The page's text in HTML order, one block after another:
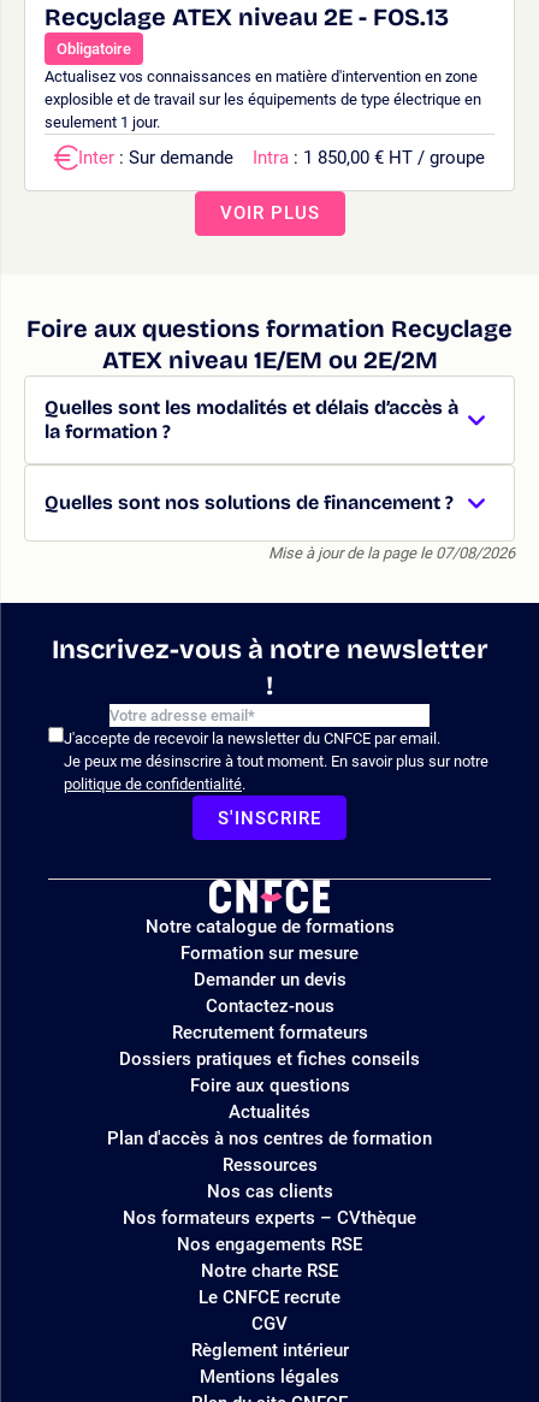
Recyclage ATEX niveau 2E - FOS.13
Obligatoire
Actualisez vos connaissances en matière d'intervention en zone
explosible et de travail sur les équipements de type électrique en
seulement 1 jour.
Inter : Sur demande Intra : 1 850,00 € HT / groupe
VOIR PLUS
Foire aux questions formation Recyclage
ATEX niveau 1E/EM ou 2E/2M
Quelles sont les modalités et délais d’accès à
la formation ?
Quelles sont nos solutions de financement ?
Mise à jour de la page le 07/08/2026
Inscrivez-vous à notre newsletter
!
J'accepte de recevoir la newsletter du CNFCE par email.
Je peux me désinscrire à tout moment. En savoir plus sur notre
politique de confidentialité.
S'INSCRIRE
Logo
site
Notre catalogue de formations
Formation sur mesure
Demander un devis
Contactez-nous
Recrutement formateurs
Dossiers pratiques et fiches conseils
Foire aux questions
Actualités
Plan d'accès à nos centres de formation
Ressources
Nos cas clients
Nos formateurs experts – CVthèque
Nos engagements RSE
Notre charte RSE
Le CNFCE recrute
CGV
Règlement intérieur
Mentions légales